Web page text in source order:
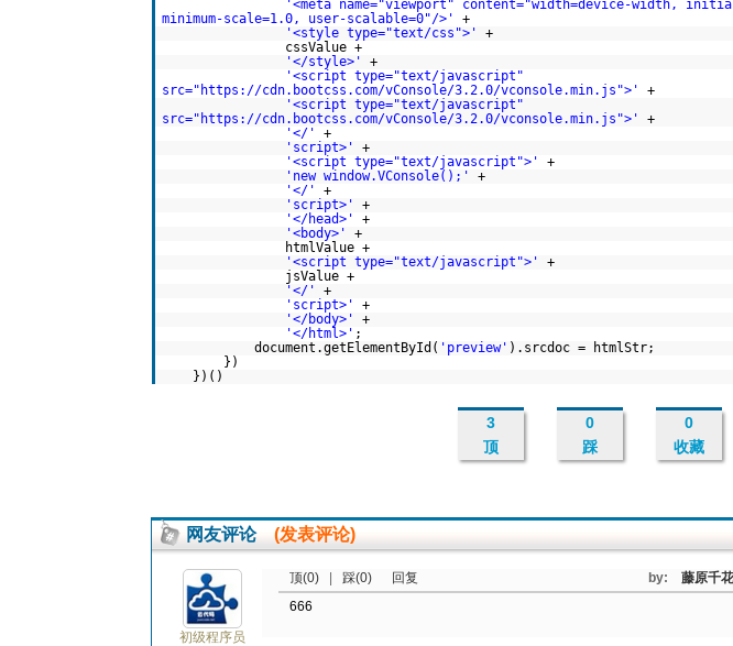
'<meta name="viewport" content="width=device-width,
minimum-scale=1.0, user-scalable=0"/>'
+
'<style type="text/css">'
+
cssValue +
'</style>'
+
'<script type="text/javascript"
src="https://cdn.bootcss.com/vConsole/3.2.0/vconsole.min.js">'
+
'<script type="text/javascript"
src="https://cdn.bootcss.com/vConsole/3.2.0/vconsole.min.js">'
+
'</'
+
'script>'
+
'<script type="text/javascript">'
+
'new window.VConsole();'
+
'</'
+
'script>'
+
'</head>'
+
'<body>'
+
htmlValue +
'<script type="text/javascript">'
+
jsValue +
'</'
+
'script>'
+
'</body>'
+
'</html>' ;
document.getElementById( 'preview' ).srcdoc = htmlStr;
})
})()
3
顶
0
踩
0
收藏
网友评论 (发表评论)
初级程序员
by: 藤原千花
顶(0) 踩(0)
回复
666